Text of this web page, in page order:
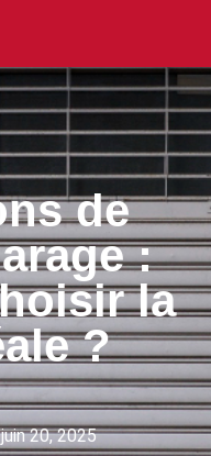
de
:
la
?
juin 20, 2025